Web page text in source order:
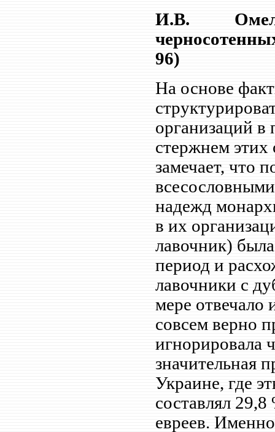
И.В.
96)
На основе
организаций в
стержнем этих
замечает, что
надежд
в их
лавочник)
период и
лавочники с
мере отвечало
совсем верно
игнорировала
значительная
Украине, где
составлял
евреев.